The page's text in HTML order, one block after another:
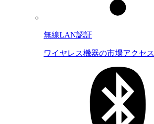
無線LAN認証
ワイヤレス機器の市場アクセス